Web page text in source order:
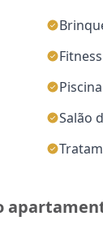
Fitness
Salão